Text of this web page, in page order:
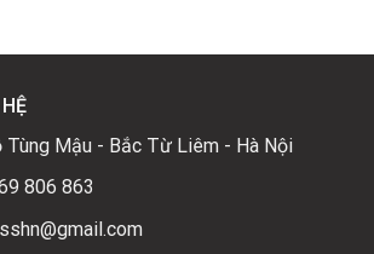
Tùng Mậu - Bắc Từ Liêm - Hà Nội
806 863